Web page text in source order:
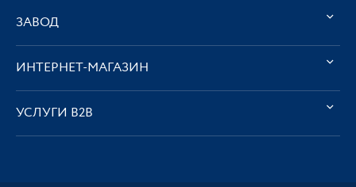
ЗАВОД
ИНТЕРНЕТ-МАГАЗИН
УСЛУГИ В2В